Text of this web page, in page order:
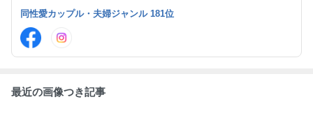
た社会福祉啓発活動事業。 代表は性別不合（性別違和・性同一性
障害）を持っている当事者 ボランティアとして性的少数者の啓発
活動中です
同性愛カップル・夫婦ジャンル 181位
最近の画像つき記事